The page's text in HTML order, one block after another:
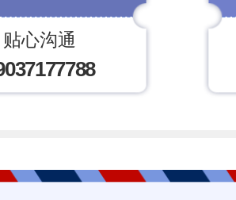
贴心沟通